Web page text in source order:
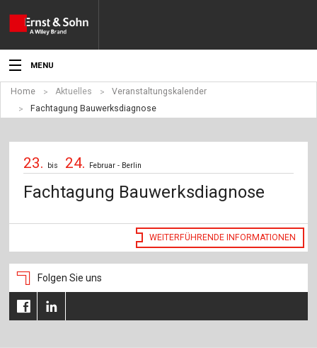
MENU
Aktuelles
Angebote
Fachgebiete
Produkte
Service
Für Autor:innen
Home Aktuelles
Veranstaltungskalender
Fachtagung Bauwerksdiagnose
23. bis 24. Februar - Berlin
Fachtagung Bauwerksdiagnose
WEITERFÜHRENDE INFORMATIONEN
Folgen Sie uns